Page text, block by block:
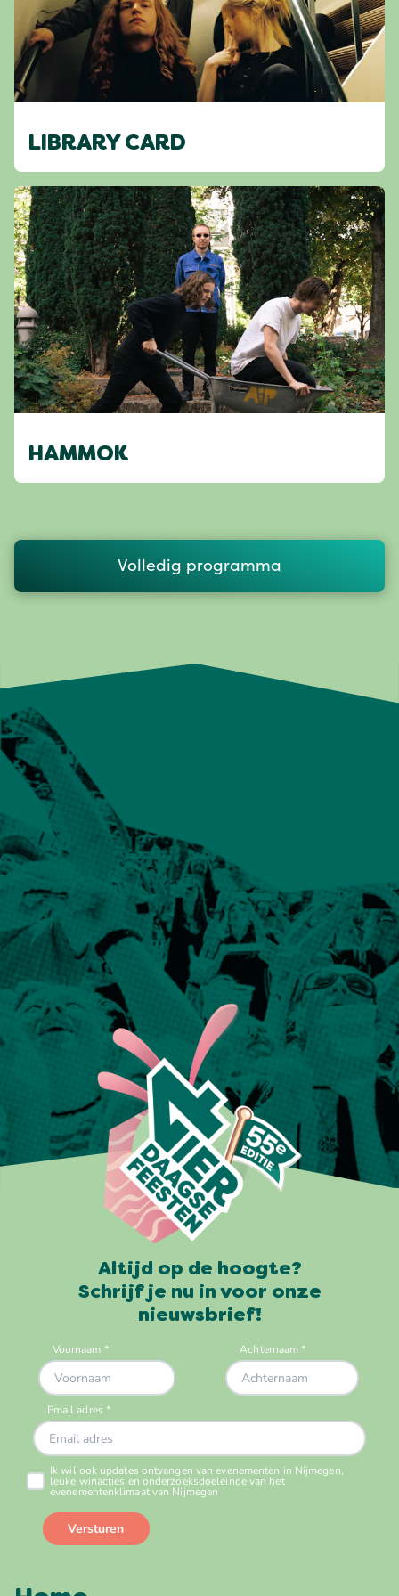
LIBRARY CARD
HAMMOK
Volledig programma
Altijd op de hoogte?
Schrijf je nu in voor onze
nieuwsbrief!